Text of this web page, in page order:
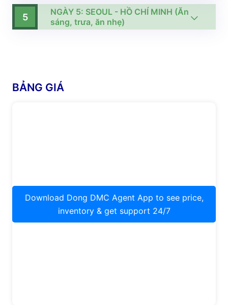
5
NGÀY 5: SEOUL - HỒ CHÍ MINH (Ăn
sáng, trưa, ăn nhẹ)
BẢNG GIÁ
Download Dong DMC Agent App to see price,
inventory & get support 24/7